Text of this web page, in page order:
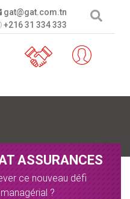
gat@gat.com.tn
+216 31 334 333
ASSURANCES
ce nouveau défi
?